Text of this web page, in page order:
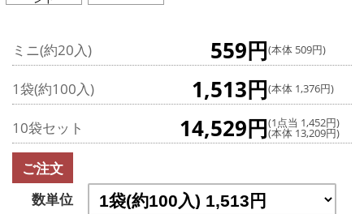
ミニ(約20入) 559円(本体 509円)
1袋(約100入) 1,513円(本体 1,376円)
10袋セット 14,529円(1点当 1,452円)
(本体 13,209円)
ご注文
数単位